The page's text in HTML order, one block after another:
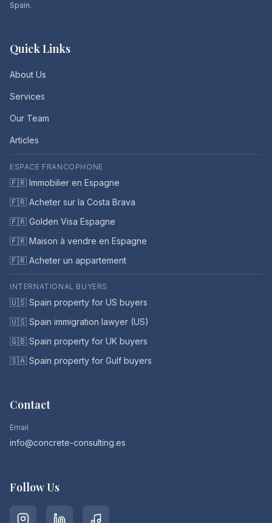
Spain.
Quick Links
About Us
Services
Our Team
Articles
ESPACE FRANCOPHONE
🇫🇷 Immobilier en Espagne
🇫🇷 Acheter sur la Costa Brava
🇫🇷 Golden Visa Espagne
🇫🇷 Maison à vendre en Espagne
🇫🇷 Acheter un appartement
INTERNATIONAL BUYERS
🇺🇸 Spain property for US buyers
🇺🇸 Spain immigration lawyer (US)
🇬🇧 Spain property for UK buyers
🇸🇦 Spain property for Gulf buyers
Contact
Email
info@concrete-consulting.es
Follow Us